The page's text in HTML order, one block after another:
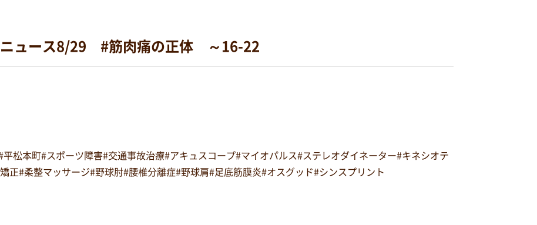
ース8/29 #筋肉痛の正体 ～16-22
松本町#スポーツ障害#交通事故治療#アキュスコープ#マイオパルス#ステレオダイネーター#キネシオテ
正#柔整マッサージ#野球肘#腰椎分離症#野球肩#足底筋膜炎#オスグッド#シンスプリント